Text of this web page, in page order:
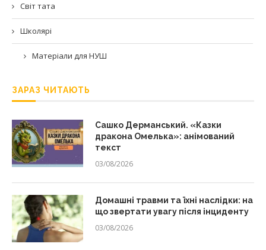
Світ тата
Школярі
Матеріали для НУШ
ЗАРАЗ ЧИТАЮТЬ
Сашко Дерманський. «Казки
дракона Омелька»: анімований
текст
03/08/2026
Домашні травми та їхні наслідки: на
що звертати увагу після інциденту
03/08/2026